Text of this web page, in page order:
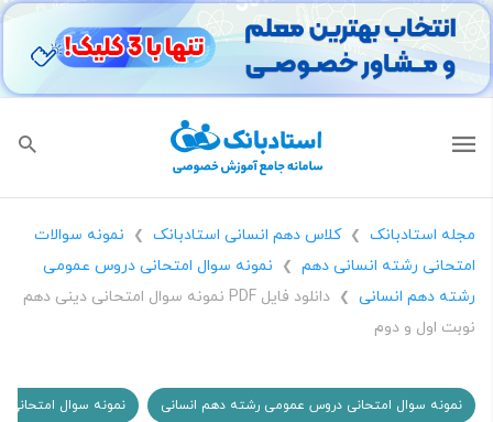
مجله استادبانک ❯ کلاس دهم انسانی استادبانک ❯
نمونه سوالات
امتحانی رشته انسانی دهم
❯
نمونه سوال امتحانی دروس عمومی
رشته دهم انسانی
❯
دانلود فایل PDF نمونه سوال امتحانی دینی دهم
نوبت اول و دوم
نمونه سوال امتحانی دروس عمومی رشته دهم انسانی نمونه سوال